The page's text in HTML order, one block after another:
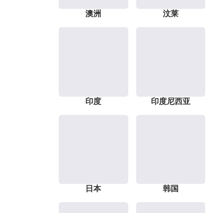
澳洲 汶莱
印度 印度尼西亚
日本 韩国